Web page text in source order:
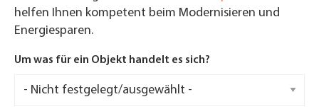
helfen Ihnen kompetent beim Modernisieren und
Energiesparen.
Um was für ein Objekt handelt es sich?